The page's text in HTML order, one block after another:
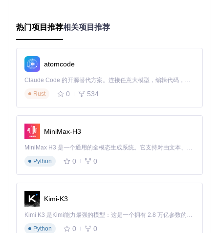
术，让普通鼠标也能拥有Mac专属功能。
高级用户可以进一步探索"点击并拖动"等组合操作。例如将"Bu
tton 5 + 中键点击"设置为"显示桌面"，这种组合键能极大扩展
鼠标的功能边界。配置文件保存在
fig.plist中，你可以导出备份或与同事分享你的最佳配置方案。
四、场景化应用：不同职业的效率秘籍
网页素材的效率提升了40%。特别是在对比多个来源的资料
时，无需移动手掌到键盘，单靠鼠标就能完成页面切换，让注
意力始终保持在内容上。
设计师的快捷键面板
UI设计师小李则将鼠标额外按键映射为常用设计软件的快捷
键：Button 4设置为"撤销"，Button 5设置为"保存"，中键点击
设置为"抓手工具"。这种配置让她在设计过程中减少了80%的
键盘操作，创作流程更加流畅。
程序员的代码导航系统
热门项目推荐相关项目推荐
atomcode
Claude Code 的开源替代方案。连接任意大模型，编辑代码，运行命令，自动验证 — 全自动执行。用 Rust 构建，极致性能。 ｜ An open-source alternative to Claude Code. Connect any LLM, edit code, run commands, and verify changes — autonomously. Built in Rust for speed. Get Started
Rust
0 534
MiniMax-H3
MiniMax H3 是一个通用的全模态生成系统。它支持对由文本、图像、视频和音频组成的多模态上下文进行统一理解，并能生成分辨率高达 2K、时长可达 15 秒的带原生立体声音频的视频。得益于面向任务泛化的系统设计，H3 在预训练阶段就已具备广泛的多模态上下文理解与生成能力，能够出色地执行复杂的多模态指令。
Python
0 0
Kimi-K3
Kimi K3 是Kimi能力最强的模型：这是一个拥有 2.8 万亿参数的混合专家（MoE）模型，具备原生视觉理解能力，并支持 100 万 token 的上下文窗口。
Python
0 0